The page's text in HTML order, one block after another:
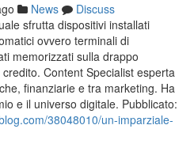
News
Discuss
sfrutta dispositivi installati
ovvero terminali di
memorizzati sulla drappo
Content Specialist esperta
finanziarie e tra marketing. Ha
e il universo digitale. Pubblicato:
38048010/un-imparziale-